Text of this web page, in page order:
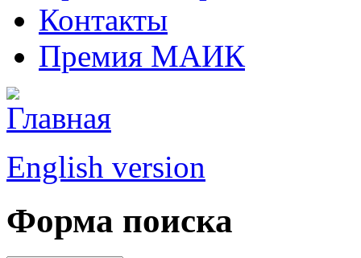
Контакты
Премия МАИК
English version
Форма поиска